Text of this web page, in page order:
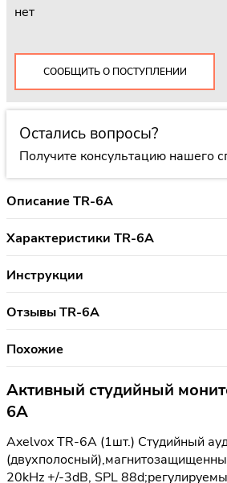
нет
СООБЩИТЬ О ПОСТУПЛЕНИИ
Остались вопросы?
Получите консультацию нашего
Описание TR-6A
Характеристики TR-6A
Инструкции
Отзывы TR-6A
Похожие
Активный студийный
6A
Axelvox TR-6A (1шт.) Студийный
20kHz +/-3dB, SPL